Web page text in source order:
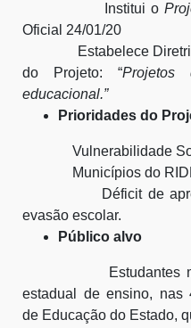
Institui o
Oficial 24/01/20
Estabelece
do Projeto: “Projetos
educacional.”
Prioridades do
Vulnerabilidade
Municípios do RIDE
Déficit de
evasão escolar.
Público alvo
Estudantes
estadual de ensino, nas
de Educação do Estado,